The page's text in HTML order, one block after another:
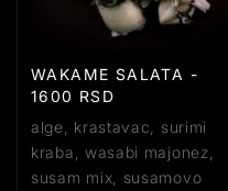
WAKAME SALATA -
1600 RSD
alge, krastavac, surimi
kraba, wasabi majonez,
susam mix, susamovo